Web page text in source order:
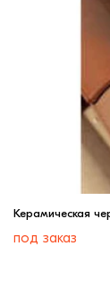
Керамическая
под заказ